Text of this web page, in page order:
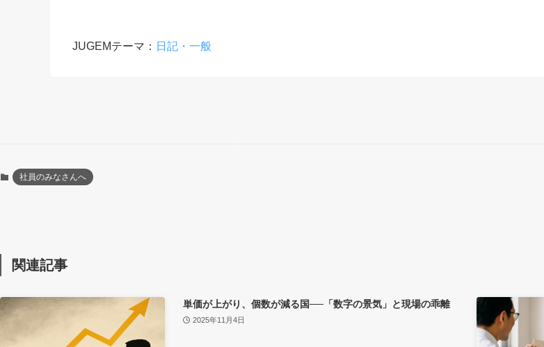
JUGEMテーマ： 日記・一般
社員のみなさんへ
関連記事
単価が上がり、個数が減る国──「数字の景気」と現場の乖離
2025年11月4日